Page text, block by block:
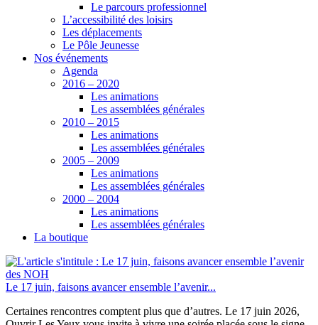
Le parcours professionnel
L’accessibilité des loisirs
Les déplacements
Le Pôle Jeunesse
Nos événements
Agenda
2016 – 2020
Les animations
Les assemblées générales
2010 – 2015
Les animations
Les assemblées générales
2005 – 2009
Les animations
Les assemblées générales
2000 – 2004
Les animations
Les assemblées générales
La boutique
Le 17 juin, faisons avancer ensemble l’avenir...
Certaines rencontres comptent plus que d’autres. Le 17 juin 2026,